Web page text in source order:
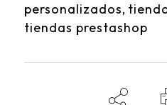
personalizados,
tiendas prestashop